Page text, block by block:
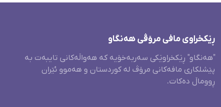
ڕێکخراوی مافی مرۆڤی هەنگاو
"هەنگاو" ڕێکخراوێکی سەربەخۆیە کە هەواڵەکانی تایبەت بە
پێشلکاری مافەکانی مرۆڤ لە کوردستان و هەموو ئێران
ڕووماڵ دەکات.